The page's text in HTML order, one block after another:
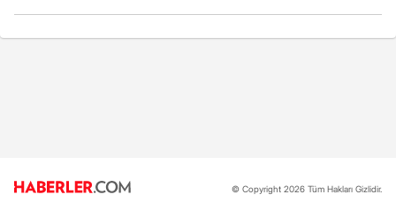
© Copyright 2026 Tüm Hakları Gizlidir.